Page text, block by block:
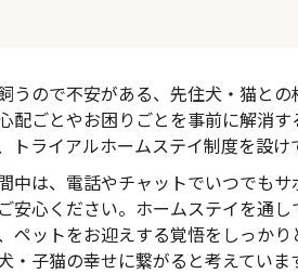
うので不安がある、先住犬・猫との
配ごとやお困りごとを事前に解消
トライアルホームステイ制度を設け
中は、電話やチャットでいつでも
安心ください。ホームステイを通
ペットをお迎えする覚悟をしっか
・子猫の幸せに繋がると考えていま